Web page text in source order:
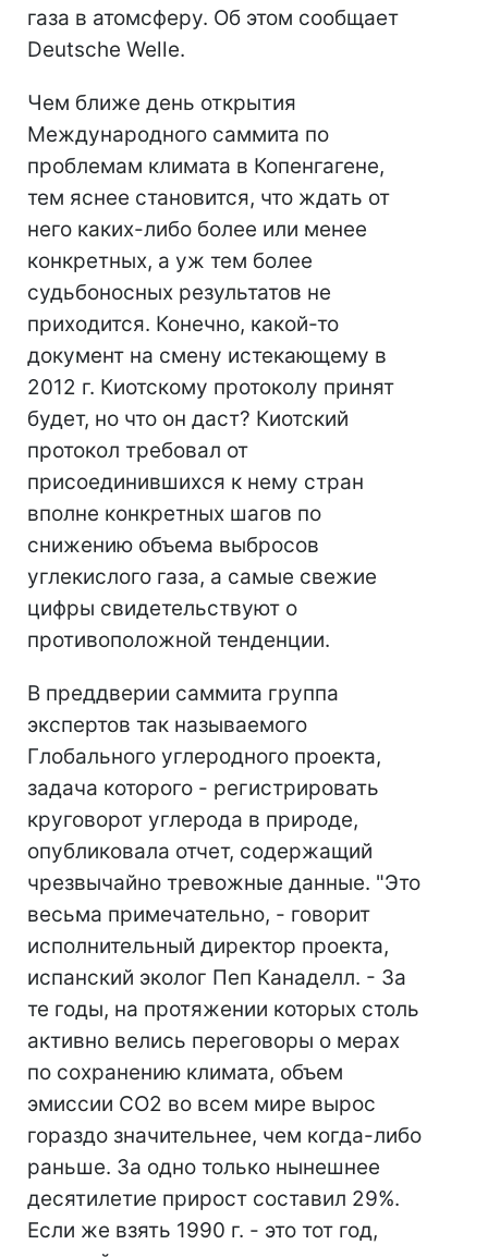
газа в атомсферу. Об этом сообщает
Deutsche Welle.
Чем ближе день открытия
Международного саммита по
проблемам климата в Копенгагене,
тем яснее становится, что ждать от
него каких-либо более или менее
конкретных, а уж тем более
судьбоносных результатов не
приходится. Конечно, какой-то
документ на смену истекающему в
2012 г. Киотскому протоколу принят
будет, но что он даст? Киотский
протокол требовал от
присоединившихся к нему стран
вполне конкретных шагов по
снижению объема выбросов
углекислого газа, а самые свежие
цифры свидетельствуют о
противоположной тенденции.
В преддверии саммита группа
экспертов так называемого
Глобального углеродного проекта,
задача которого - регистрировать
круговорот углерода в природе,
опубликовала отчет, содержащий
чрезвычайно тревожные данные. "Это
весьма примечательно, - говорит
исполнительный директор проекта,
испанский эколог Пеп Канаделл. - За
те годы, на протяжении которых столь
активно велись переговоры о мерах
по сохранению климата, объем
эмиссии СО2 во всем мире вырос
гораздо значительнее, чем когда-либо
раньше. За одно только нынешнее
десятилетие прирост составил 29%.
Если же взять 1990 г. - это тот год,